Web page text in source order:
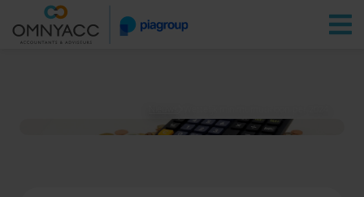
Vestigingen Zoeken